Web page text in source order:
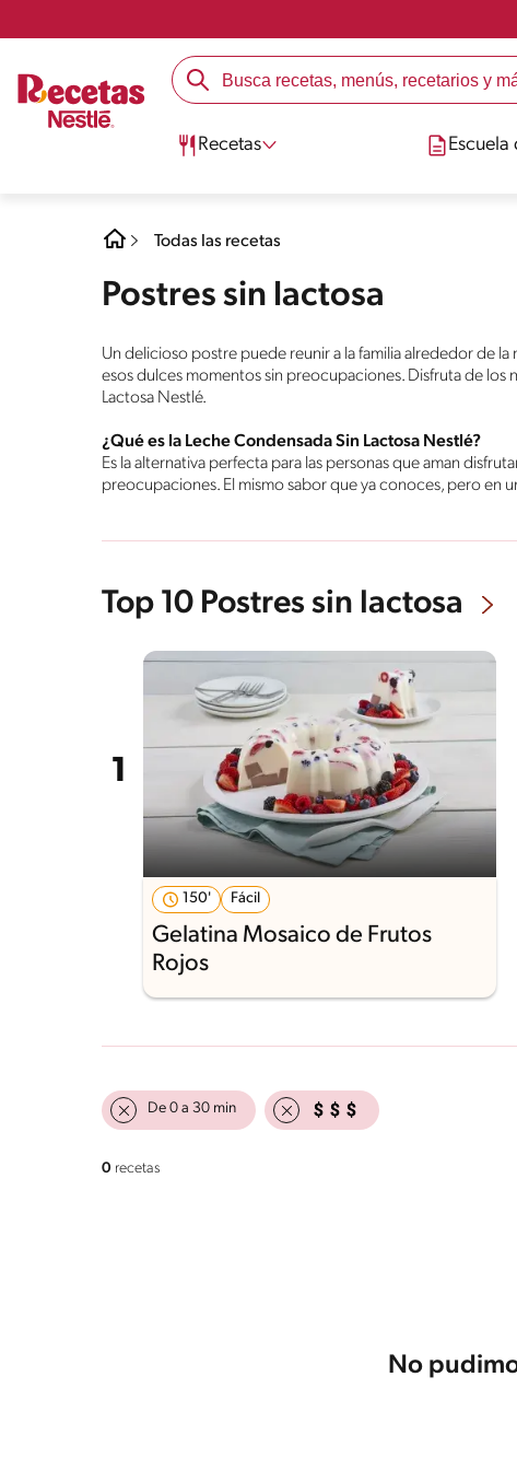
Recetas
Todas las recetas
Postres sin lactosa
Un delicioso postre puede reunir a la familia alrededor de
esos dulces momentos sin preocupaciones. Disfruta de los
Lactosa Nestlé.
¿Qué es la Leche Condensada Sin Lactosa Nestlé?
Es la alternativa perfecta para las personas que aman
preocupaciones. El mismo sabor que ya conoces, pero en
Top 10 Postres sin lactosa
150' Fácil
Gelatina Mosaico de Frutos
Rojos
De 0 a 30 min
0 recetas
No